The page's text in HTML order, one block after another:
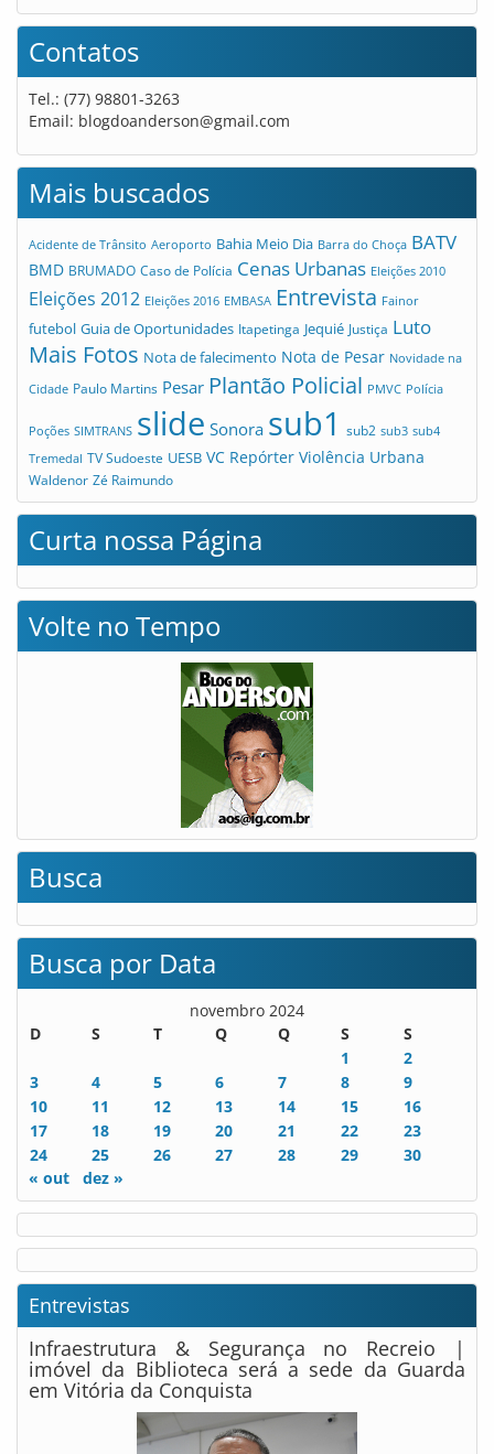
Contatos
Tel.: (77) 98801-3263
Email: blogdoanderson@gmail.com
Mais buscados
Acidente de Trânsito Aeroporto Bahia Meio Dia Barra do Choça BATV
BMD BRUMADO Caso de Polícia Cenas Urbanas Eleições 2010
Eleições 2012 Eleições 2016 EMBASA Entrevista Fainor
futebol Guia de Oportunidades Itapetinga Jequié Justiça Luto
Mais Fotos Nota de falecimento Nota de Pesar Novidade na
Cidade Paulo Martins Pesar Plantão Policial PMVC Polícia
Poções SIMTRANS slide Sonora sub1 sub2 sub3 sub4
Tremedal TV Sudoeste UESB VC Repórter Violência Urbana
Waldenor Zé Raimundo
Curta nossa Página
Volte no Tempo
Busca
Busca por Data
novembro 2024
D
S T Q Q S
S
1
2
3
4 5 6 7 8
9
10
11 12 13 14 15
16
17
18 19 20 21 22
23
24
25 26 27 28 29
30
« out
dez »
Entrevistas
Infraestrutura & Segurança no Recreio |
imóvel da Biblioteca será a sede da Guarda
em Vitória da Conquista